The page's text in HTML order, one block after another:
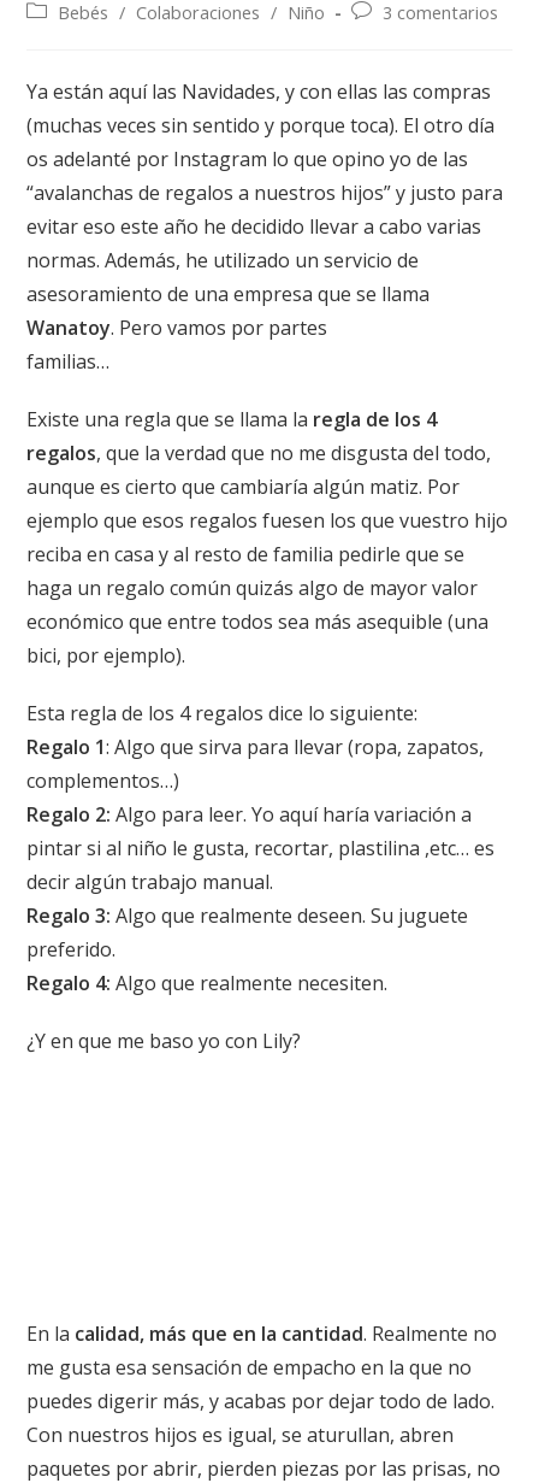
Bebés / Colaboraciones / Niño 3 comentarios
Ya están aquí las Navidades, y con ellas las compras
(muchas veces sin sentido y porque toca). El otro día
os adelanté por Instagram lo que opino yo de las
“avalanchas de regalos a nuestros hijos” y justo para
evitar eso este año he decidido llevar a cabo varias
normas. Además, he utilizado un servicio de
asesoramiento de una empresa que se llama
Wanatoy. Pero vamos por partes
familias…
Existe una regla que se llama la regla de los 4
regalos, que la verdad que no me disgusta del todo,
aunque es cierto que cambiaría algún matiz. Por
ejemplo que esos regalos fuesen los que vuestro hijo
reciba en casa y al resto de familia pedirle que se
haga un regalo común quizás algo de mayor valor
económico que entre todos sea más asequible (una
bici, por ejemplo).
Esta regla de los 4 regalos dice lo siguiente:
Regalo 1: Algo que sirva para llevar (ropa, zapatos,
complementos…)
Regalo 2: Algo para leer. Yo aquí haría variación a
pintar si al niño le gusta, recortar, plastilina ,etc… es
decir algún trabajo manual.
Regalo 3: Algo que realmente deseen. Su juguete
preferido.
Regalo 4: Algo que realmente necesiten.
¿Y en que me baso yo con Lily?
En la calidad, más que en la cantidad. Realmente no
me gusta esa sensación de empacho en la que no
puedes digerir más, y acabas por dejar todo de lado.
Con nuestros hijos es igual, se aturullan, abren
paquetes por abrir, pierden piezas por las prisas, no